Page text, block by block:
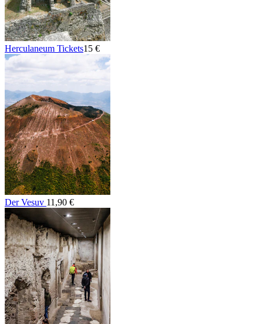
Herculaneum Tickets15 €
Der Vesuv 11,90 €